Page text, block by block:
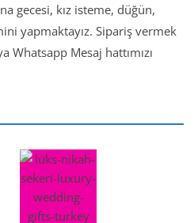
gecesi, kız isteme, düğün,
yapmaktayız. Sipariş vermek
Whatsapp Mesaj hattımızı